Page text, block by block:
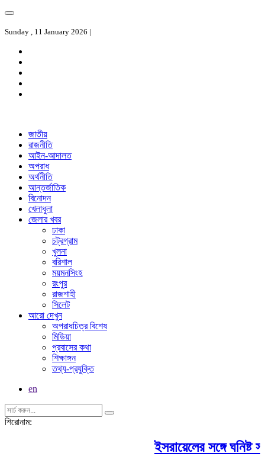
Sunday , 11 January 2026 |
জাতীয়
রাজনীতি
আইন-আদালত
অপরাধ
অর্থনীতি
আন্তর্জাতিক
বিনোদন
খেলাধুলা
জেলার খবর
ঢাকা
চট্রগ্রাম
খুলনা
বরিশাল
ময়মনসিংহ
রংপুর
রাজশাহী
সিলেট
আরো দেখুন
অপরাধচিত্র বিশেষ
মিডিয়া
প্রবাসের কথা
শিক্ষাঙ্গন
তথ্য-প্রযুক্তি
en
শিরোনাম:
ইসরায়েলের সঙ্গে ঘনিষ্ট